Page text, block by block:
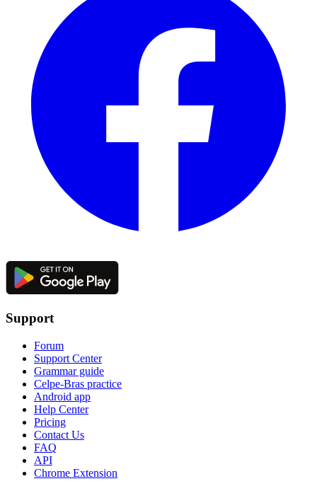
Support
Forum
Support Center
Grammar guide
Celpe-Bras practice
Android app
Help Center
Pricing
Contact Us
FAQ
API
Chrome Extension